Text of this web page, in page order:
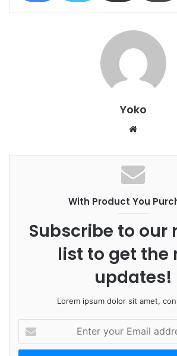
Yoko
b
s
i
t
e
With Product You
Subscribe to our
list to get the
updates!
Lorem ipsum dolor sit amet,
t